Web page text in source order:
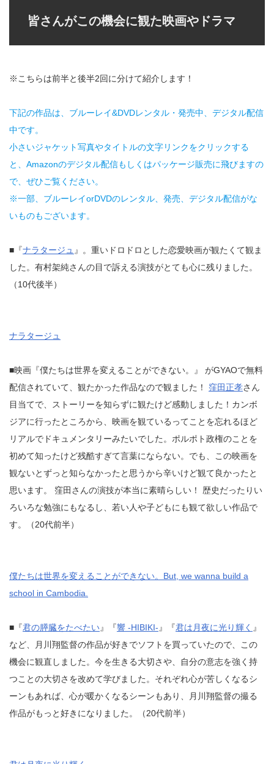
皆さんがこの機会に観た映画やドラマ
※こちらは前半と後半2回に分けて紹介します！
下記の作品は、ブルーレイ&DVDレンタル・発売中、デジタル配信
中です。
小さいジャケット写真やタイトルの文字リンクをクリックする
と、Amazonのデジタル配信もしくはパッケージ販売に飛びますの
で、ぜひご覧ください。
※一部、ブルーレイorDVDのレンタル、発売、デジタル配信がな
いものもございます。
■『ナラタージュ 』。重いドロドロとした恋愛映画が観たくて観ま
した。有村架純さんの目で訴える演技がとても心に残りました。
（10代後半）
ナラタージュ
■映画『僕たちは世界を変えることができない。』 がGYAOで無料
配信されていて、観たかった作品なので観ました！ 窪田正孝さん
目当てで、ストーリーを知らずに観たけど感動しました！カンボ
ジアに行ったところから、映画を観ているってことを忘れるほど
リアルでドキュメンタリーみたいでした。ポルポト政権のことを
初めて知ったけど残酷すぎて言葉にならない。でも、この映画を
観ないとずっと知らなかったと思うから辛いけど観て良かったと
思います。 窪田さんの演技が本当に素晴らしい！ 歴史だったりい
ろいろな勉強にもなるし、若い人や子どもにも観て欲しい作品で
す。（20代前半）
僕たちは世界を変えることができない。But, we wanna build a
school in Cambodia.
■『君の膵臓をたべたい』『響 -HIBIKI- 』『君は月夜に光り輝く 』
など、月川翔監督の作品が好きでソフトを買っていたので、この
機会に観直しました。今を生きる大切さや、自分の意志を強く持
つことの大切さを改めて学びました。それぞれ心が苦しくなるシ
ーンもあれば、心が暖かくなるシーンもあり、月川翔監督の撮る
作品がもっと好きになりました。（20代前半）